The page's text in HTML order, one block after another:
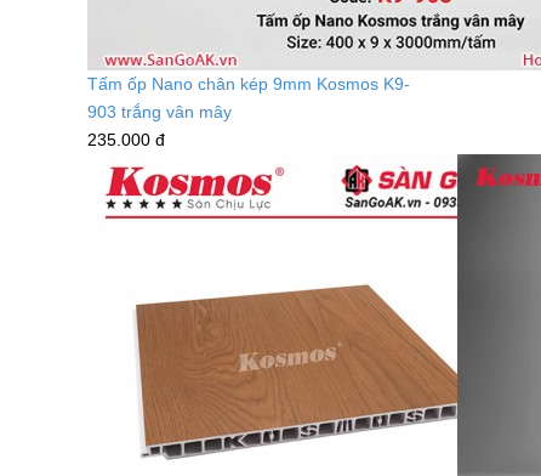
Tấm ốp Nano chân kép 9mm Kosmos K9-
903 trắng vân mây
235.000 đ